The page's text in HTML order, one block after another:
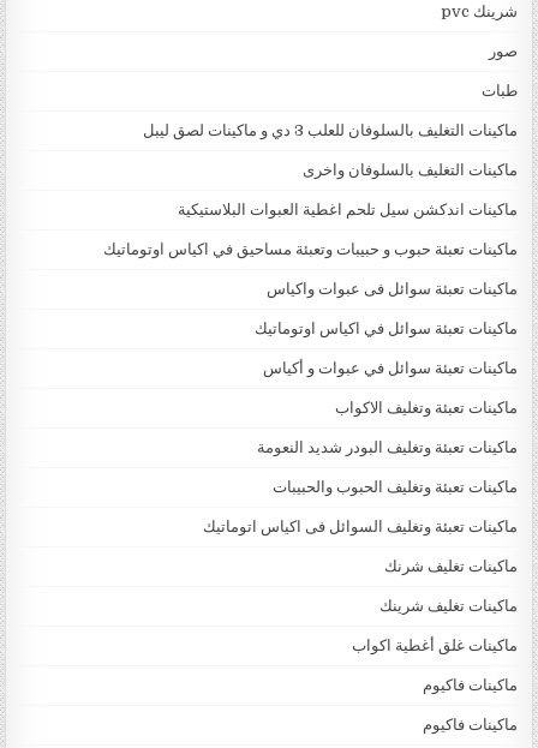
شرينك pvc
صور
طبات
ماكينات التغليف بالسلوفان للعلب 3 دي و ماكينات لصق ليبل
ماكينات التغليف بالسلوفان واخرى
ماكينات اندكشن سيل تلحم اغطية العبوات البلاستيكية
ماكينات تعبئة حبوب و حبيبات وتعبئة مساحيق في اكياس اوتوماتيك
ماكينات تعبئة سوائل فى عبوات واكياس
ماكينات تعبئة سوائل في اكياس اوتوماتيك
ماكينات تعبئة سوائل في عبوات و أكياس
ماكينات تعبئة وتغليف الاكواب
ماكينات تعبئة وتغليف البودر شديد النعومة
ماكينات تعبئة وتغليف الحبوب والحبيبات
ماكينات تعبئة وتغليف السوائل فى اكياس اتوماتيك
ماكينات تغليف شرنك
ماكينات تغليف شرينك
ماكينات غلق أغطية اكواب
ماكينات فاكيوم
ماكينات فاكيوم